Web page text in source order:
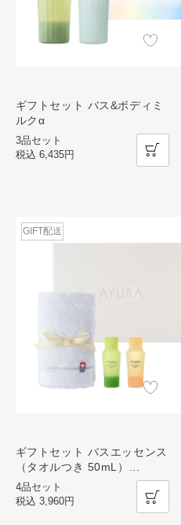
ギフトセット バス&ボディミ
ルクα
3品セット
税込 6,435円
ギフトセット バスエッセンス
（タオルつき 50mL） ...
GIFT配送
4品セット
税込 3,960円